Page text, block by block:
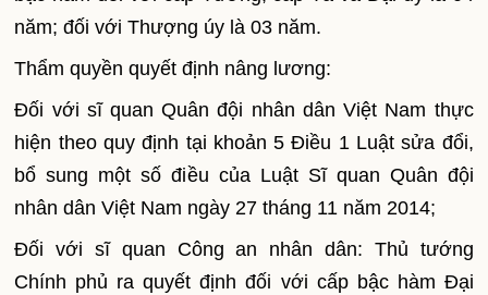
năm; đối với Thượng úy là 03 năm.
Thẩm quyền quyết định nâng lương:
Đối với sĩ quan Quân đội nhân dân Việt Nam thực
hiện theo quy định tại khoản 5 Điều 1 Luật sửa đổi,
bổ sung một số điều của Luật Sĩ quan Quân đội
nhân dân Việt Nam ngày 27 tháng 11 năm 2014;
Đối với sĩ quan Công an nhân dân: Thủ tướng
Chính phủ ra quyết định đối với cấp bậc hàm Đại